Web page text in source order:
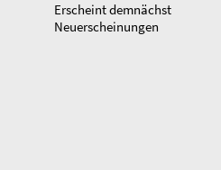
Erscheint demnächst
Neuerscheinungen